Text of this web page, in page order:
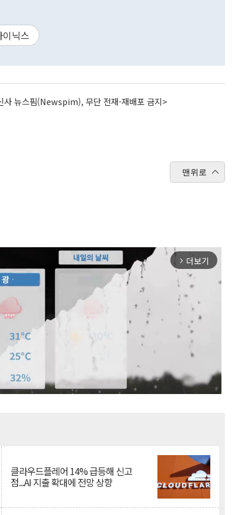
이닉스
사 뉴스핌(Newspim), 무단 전재-재배포 금지>
맨위로
arrow_forward_ios 더보기
클라우드플레어 14% 급등해 신고
점...AI 지출 확대에 전망 상향